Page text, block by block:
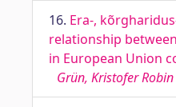
16. Era-,
relationship
in European Union
Grün, Kristofer Robin